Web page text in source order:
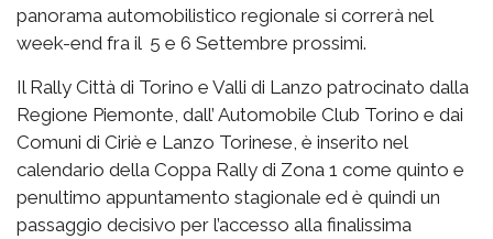
panorama automobilistico regionale si correrà nel
week-end fra il 5 e 6 Settembre prossimi.
Il Rally Città di Torino e Valli di Lanzo patrocinato dalla
Regione Piemonte, dall’ Automobile Club Torino e dai
Comuni di Ciriè e Lanzo Torinese, è inserito nel
calendario della Coppa Rally di Zona 1 come quinto e
penultimo appuntamento stagionale ed è quindi un
passaggio decisivo per l’accesso alla finalissima